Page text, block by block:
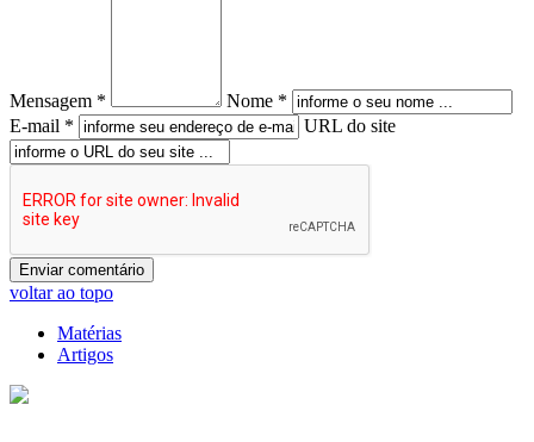
Mensagem *
Nome *
E-mail *
URL do site
voltar ao topo
Matérias
Artigos